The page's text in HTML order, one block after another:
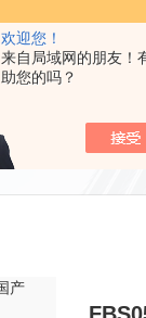
欢迎您！
来自局域网的朋友！
助您的吗？